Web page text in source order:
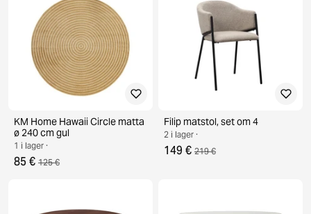
KM Home Hawaii Circle matta
ø 240 cm gul
1 i lager ·
85 € 125 €
Filip matstol, set om 4
2 i lager ·
149 € 219 €